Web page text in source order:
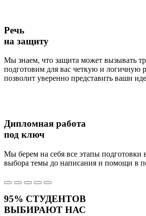
Речь
на защиту
Мы знаем, что защита может вызывать
подготовим для вас четкую и логичную
позволит уверенно представить ваши
Дипломная работа
под ключ
Мы берем на себя все этапы
выбора темы до написания и помощи в
95% СТУДЕНТОВ
ВЫБИРАЮТ НАС